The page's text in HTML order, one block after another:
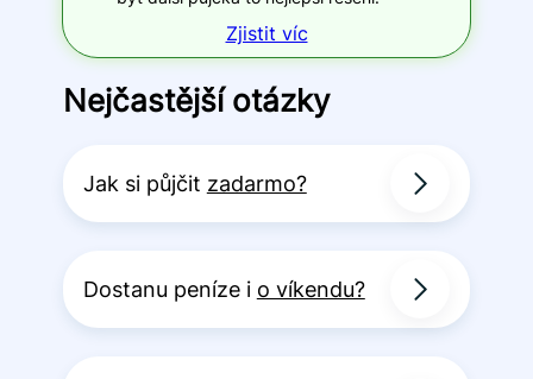
Zjistit víc
Nejčastější otázky
Jak si půjčit zadarmo?
Dostanu peníze i o víkendu?